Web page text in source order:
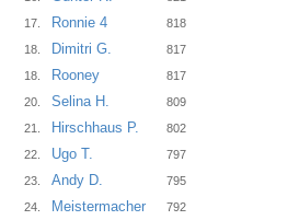
17.
Ronnie 4
818
18.
Dimitri G.
817
18.
Rooney
817
20.
Selina H.
809
21.
Hirschhaus P.
802
22.
Ugo T.
797
23.
Andy D.
795
24.
Meistermacher
792